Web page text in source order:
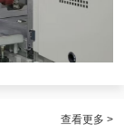
查看更多 >